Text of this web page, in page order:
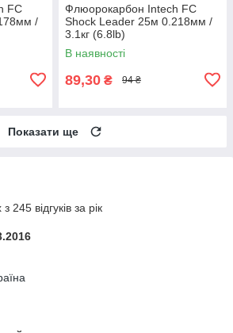
FC
/
Флюорокарбон Intech FC
Shock Leader 25м 0.218мм /
3.1кг (6.8lb)
В наявності
89,30 ₴ 94 ₴
Показати ще
245 відгуків за рік